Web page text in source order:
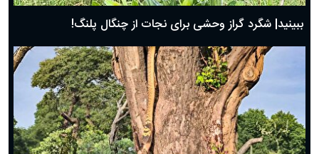
ببینید| شگرد گراز وحشی برای نجات از چنگال پلنگ!